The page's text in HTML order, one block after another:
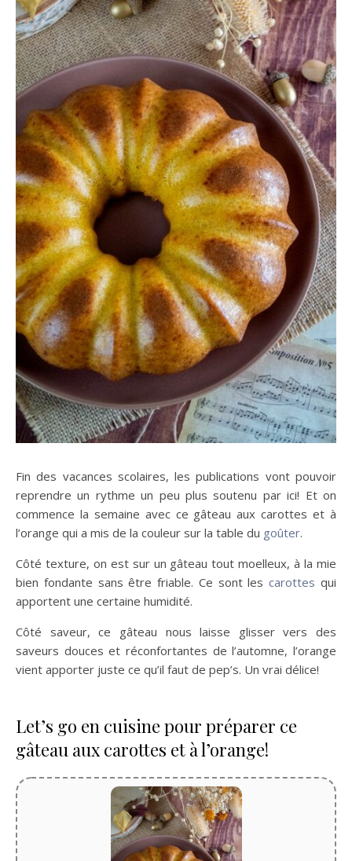
Fin des vacances scolaires, les publications vont pouvoir
reprendre un rythme un peu plus soutenu par ici! Et on
commence la semaine avec ce gâteau aux carottes et à
l’orange qui a mis de la couleur sur la table du goûter.
Côté texture, on est sur un gâteau tout moelleux, à la mie
bien fondante sans être friable. Ce sont lescarottes qui
apportent une certaine humidité.
Côté saveur, ce gâteau nous laisse glisser vers des
saveurs douces et réconfortantes de l’automne, l’orange
vient apporter juste ce qu’il faut de pep’s. Un vrai délice!
Let’s go en cuisine pour préparer ce
gâteau aux carottes et à l’orange!